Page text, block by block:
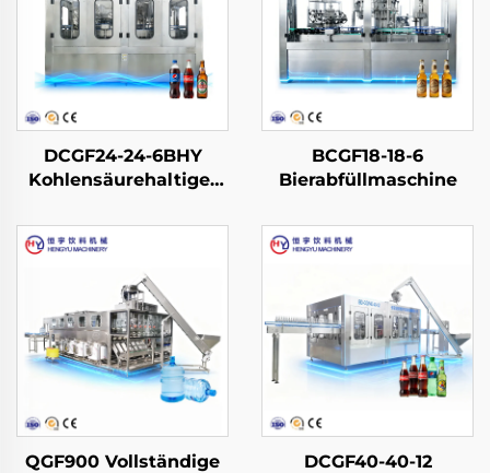
DCGF24-24-6BHY
Kohlensäurehaltige-
Abfüllmaschine
BCGF18-18-6
Bierabfüllmaschine
QGF900 Vollständige
DCGF40-40-12